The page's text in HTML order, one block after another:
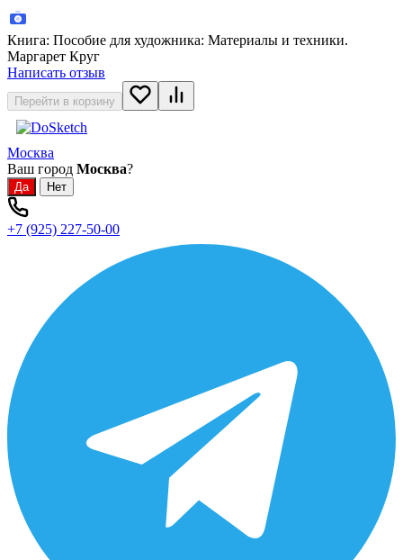
Книга: Пособие для художника: Материалы и техники.
Маргарет Круг
Написать отзыв
Перейти в корзину
Москва
Ваш город Москва?
+7 (925) 227-50-00